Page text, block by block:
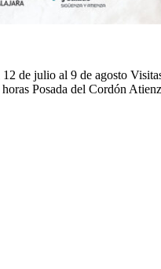
de julio al 9 de agosto
Posada del Cordón